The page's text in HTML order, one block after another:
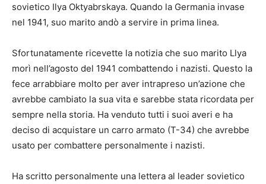
sovietico Ilya Oktyabrskaya. Quando la Germania invase
nel 1941, suo marito andò a servire in prima linea.
Sfortunatamente ricevette la notizia che suo marito Llya
morì nell’agosto del 1941 combattendo i nazisti. Questo la
fece arrabbiare molto per aver intrapreso un’azione che
avrebbe cambiato la sua vita e sarebbe stata ricordata per
sempre nella storia. Ha venduto tutti i suoi averi e ha
deciso di acquistare un carro armato (T-34) che avrebbe
usato per combattere personalmente i nazisti.
Ha scritto personalmente una lettera al leader sovietico